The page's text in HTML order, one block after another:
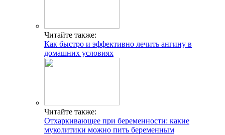
Читайте также:
Как быстро и эффективно лечить ангину в
домашних условиях
Читайте также:
Отхаркивающее при беременности: какие
муколитики можно пить беременным